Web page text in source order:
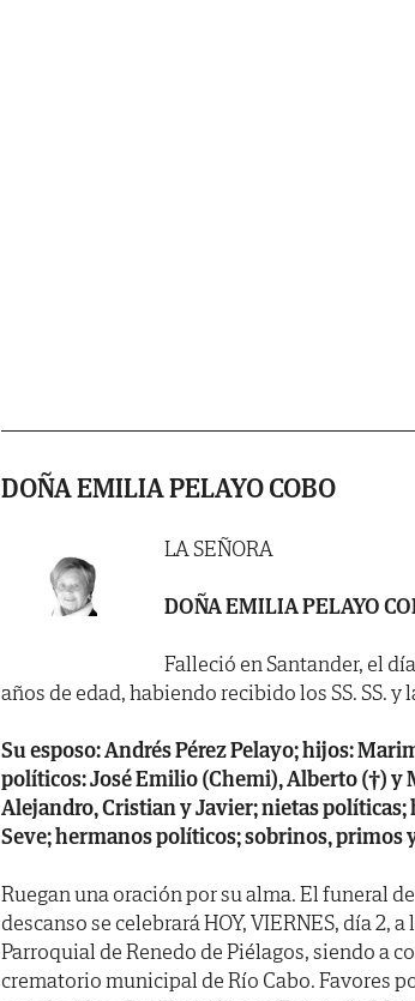
DOÑA EMILIA PELAYO COBO
LA SEÑORA
DOÑA EMILIA PELAYO
Falleció en Santander, el
años de edad, habiendo recibido los SS. SS. y
Su esposo: Andrés Pérez Pelayo; hijos:
políticos: José Emilio (Chemi), Alberto (†) y
Alejandro, Cristian y Javier; nietas
Seve; hermanos políticos; sobrinos, primos
Ruegan una oración por su alma. El funeral
descanso se celebrará HOY, VIERNES, día 2,
Parroquial de Renedo de Piélagos, siendo a
crematorio municipal de Río Cabo. Favores